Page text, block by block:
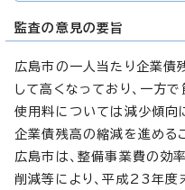
監査の意見の要旨
広島市の一人当たり企業債
して高くなっており、一方
使用料については減少傾向
企業債残高の縮減を進める
広島市は、整備事業費の効
削減等により、平成23年